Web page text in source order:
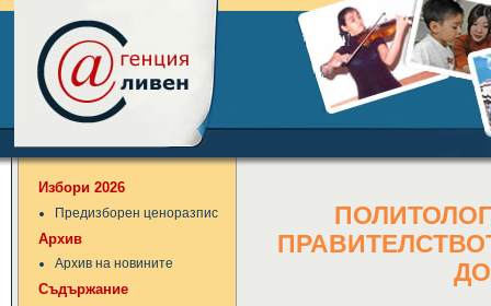
Избори 2026
Предизборен ценоразпис
Архив
Архив на новините
Съдържание